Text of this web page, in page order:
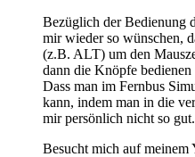
Bezüglich der Bedienung
mir wieder so wünschen,
(z.B. ALT) um den
dann die Knöpfe bedienen
Dass man im Fernbus
kann, indem man in die
mir persönlich nicht so
Besucht mich auf meinem